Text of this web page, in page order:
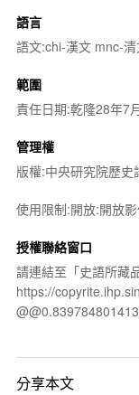
語言
語文:chi-漢文 mnc-
範圍
責任日期:乾隆28年7
管理權
版權:中央研究院歷
使用限制:開放:開放
授權聯絡窗口
請連結至「史語所藏
https://
分享本文